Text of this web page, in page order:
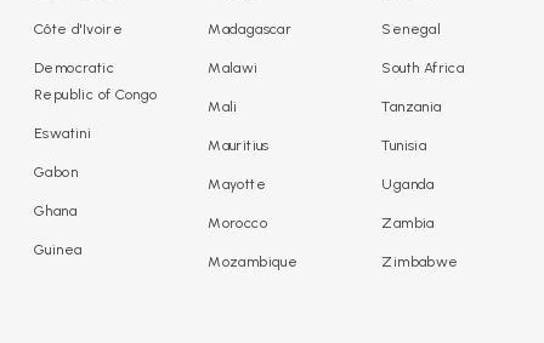
Côte d'Ivoire
Democratic
Republic of Congo
Eswatini
Gabon
Ghana
Guinea
Madagascar
Malawi
Mali
Mauritius
Mayotte
Morocco
Mozambique
Senegal
South Africa
Tanzania
Tunisia
Uganda
Zambia
Zimbabwe